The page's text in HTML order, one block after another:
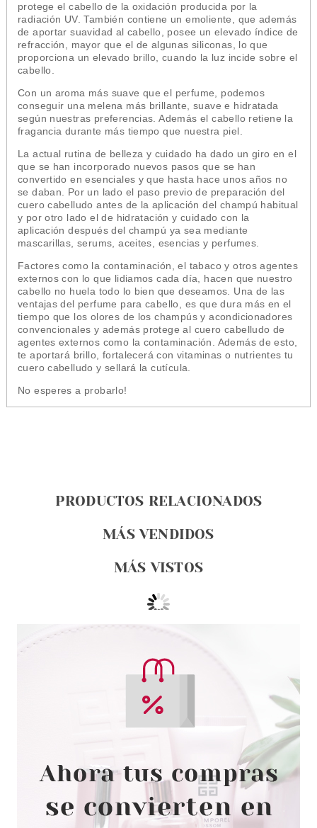
protege el cabello de la oxidación producida por la
radiación UV. También contiene un emoliente, que además
de aportar suavidad al cabello, posee un elevado índice de
refracción, mayor que el de algunas siliconas, lo que
proporciona un elevado brillo, cuando la luz incide sobre el
cabello.
Con un aroma más suave que el perfume, podemos
conseguir una melena más brillante, suave e hidratada
según nuestras preferencias. Además el cabello retiene la
fragancia durante más tiempo que nuestra piel.
La actual rutina de belleza y cuidado ha dado un giro en el
que se han incorporado nuevos pasos que se han
convertido en esenciales y que hasta hace unos años no
se daban. Por un lado el paso previo de preparación del
cuero cabelludo antes de la aplicación del champú habitual
y por otro lado el de hidratación y cuidado con la
aplicación después del champú ya sea mediante
mascarillas, serums, aceites, esencias y perfumes.
Factores como la contaminación, el tabaco y otros agentes
externos con lo que lidiamos cada día, hacen que nuestro
cabello no huela todo lo bien que deseamos. Una de las
ventajas del perfume para cabello, es que dura más en el
tiempo que los olores de los champús y acondicionadores
convencionales y además protege al cuero cabelludo de
agentes externos como la contaminación. Además de esto,
te aportará brillo, fortalecerá con vitaminas o nutrientes tu
cuero cabelludo y sellará la cutícula.
No esperes a probarlo!
PRODUCTOS RELACIONADOS
MÁS VENDIDOS
MÁS VISTOS
NELLY
NELLY TINTE 7/00 RUBIO
MEDIO
desde